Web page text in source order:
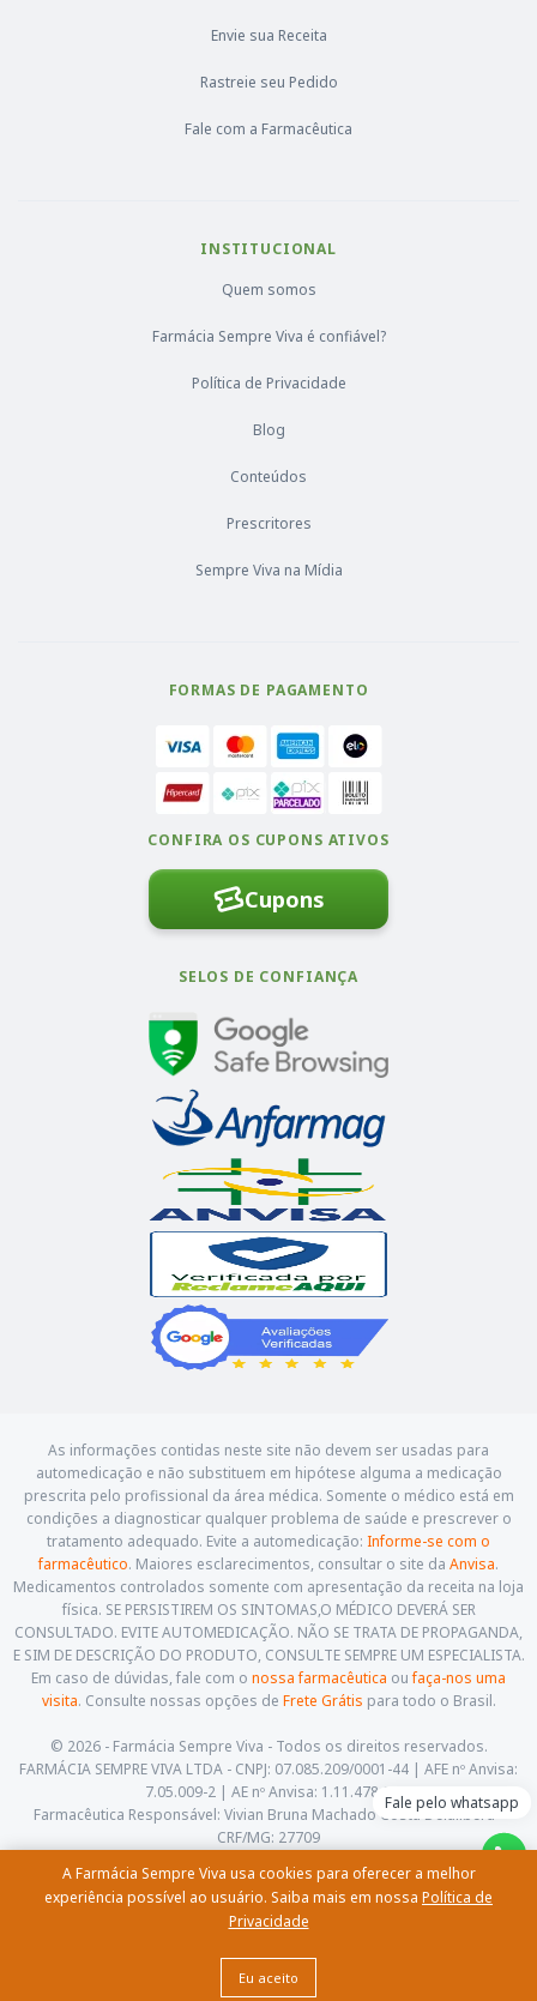
Fale pelo whatsapp
As informações contidas neste site não devem ser usadas para
automedicação e não substituem em hipótese alguma a medicação
prescrita pelo profissional da área médica. Somente o médico está em
condições a diagnosticar qualquer problema de saúde e prescrever o
tratamento adequado. Evite a automedicação: Informe-se com o
farmacêutico. Maiores esclarecimentos, consultar o site da Anvisa.
Medicamentos controlados somente com apresentação da receita na loja
física. SE PERSISTIREM OS SINTOMAS,O MÉDICO DEVERÁ SER
CONSULTADO. EVITE AUTOMEDICAÇÃO. NÃO SE TRATA DE PROPAGANDA,
E SIM DE DESCRIÇÃO DO PRODUTO, CONSULTE SEMPRE UM ESPECIALISTA.
Em caso de dúvidas, fale com o nossa farmacêutica oufaça-nos uma
visita. Consulte nossas opções de Frete Grátis para todo o Brasil.
© 2026 - Farmácia Sempre Viva - Todos os direitos reservados.
FARMÁCIA SEMPRE VIVA LTDA - CNPJ: 07.085.209/0001-44 | AFE nº Anvisa:
7.05.009-2 | AE nº Anvisa: 1.11.478-5
Farmacêutica Responsável: Vivian Bruna Machado Costa Delalibera -
CRF/MG: 27709
(35) 3622-5658 | contato@farmaciasempreviva.com.br
Envie sua Receita
Rastreie seu Pedido
Fale com a Farmacêutica
INSTITUCIONAL
Quem somos
Farmácia Sempre Viva é confiável?
Política de Privacidade
Blog
Conteúdos
Prescritores
Sempre Viva na Mídia
FORMAS DE PAGAMENTO
CONFIRA OS CUPONS ATIVOS
Cupons
SELOS DE CONFIANÇA
Eu aceito
A Farmácia Sempre Viva usa cookies para oferecer a melhor
experiência possível ao usuário. Saiba mais em nossa Política de
Privacidade